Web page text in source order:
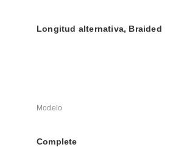
Longitud alternativa, Braided
Modelo
Complete